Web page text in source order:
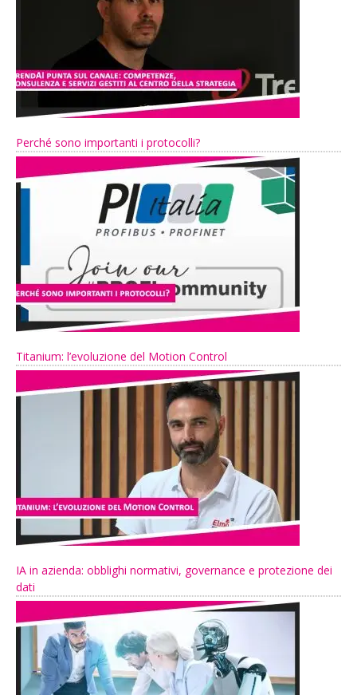
Perché sono importanti i protocolli?
Titanium: l’evoluzione del Motion Control
IA in azienda: obblighi normativi, governance e protezione dei
dati